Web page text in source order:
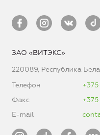
ЗАО «ВИТЭКС»
220089, Республика
Телефон
+375
Факс
E-mail